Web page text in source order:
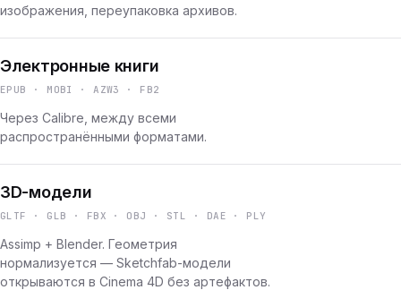
изображения, переупаковка архивов.
Электронные книги
EPUB · MOBI · AZW3 · FB2
Через Calibre, между всеми
распространёнными форматами.
3D-модели
GLTF · GLB · FBX · OBJ · STL · DAE · PLY
Assimp + Blender. Геометрия
нормализуется — Sketchfab-модели
открываются в Cinema 4D без артефактов.